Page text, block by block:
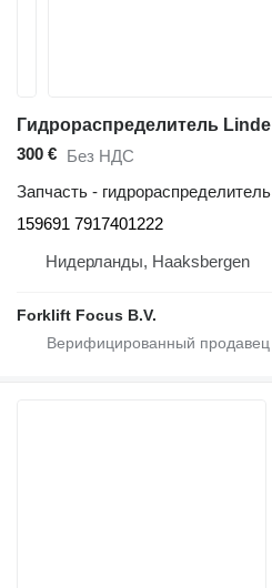
300 € Без НДС
Запчасть - гидрораспределитель
159691 7917401222
Нидерланды, Haaksbergen
Forklift Focus B.V.